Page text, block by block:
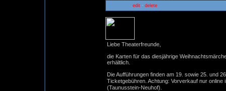
edit- delete
Liebe Theaterfreunde,
die Karten für das diesjährige
erhältlich.
Die Aufführungen finden am 19. sowie 25. und
Ticketgebühren. Achtung: Vorverkauf nur online
(Taunusstein-Neuhof).